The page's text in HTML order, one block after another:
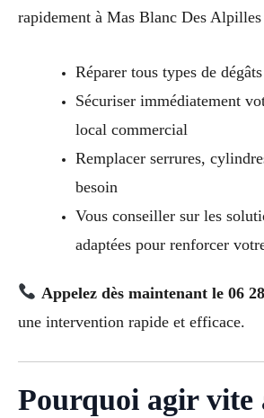
rapidement à Mas Blanc Des
Réparer tous types de
Sécuriser immédiatement
local commercial
Remplacer serrures,
besoin
Vous conseiller sur les
adaptées pour renforcer
Appelez dès maintenant le 06
une intervention rapide et efficace.
Pourquoi agir vite